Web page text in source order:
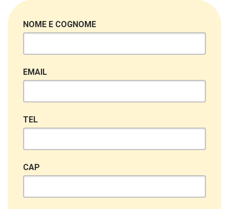
NOME E COGNOME
EMAIL
TEL
CAP